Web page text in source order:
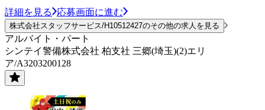
詳細を見る 応募画面に進む
株式会社スタッフサービス/H10512427のその他の求人を見る
アルバイト・パート
シンテイ警備株式会社 柏支社 三郷(埼玉)(2)エリ
ア/A3203200128